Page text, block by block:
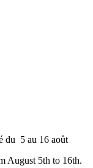
du 5 au 16 août
August 5th to 16th.